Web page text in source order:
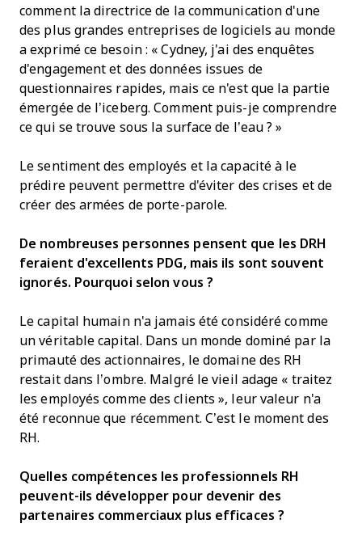
comment la directrice de la communication d'une
des plus grandes entreprises de logiciels au monde
a exprimé ce besoin : « Cydney, j'ai des enquêtes
d'engagement et des données issues de
questionnaires rapides, mais ce n'est que la partie
émergée de l’iceberg. Comment puis-je comprendre
ce qui se trouve sous la surface de l’eau ? »
Le sentiment des employés et la capacité à le
prédire peuvent permettre d'éviter des crises et de
créer des armées de porte-parole.
De nombreuses personnes pensent que les DRH
feraient d'excellents PDG, mais ils sont souvent
ignorés. Pourquoi selon vous ?
Le capital humain n'a jamais été considéré comme
un véritable capital. Dans un monde dominé par la
primauté des actionnaires, le domaine des RH
restait dans l’ombre. Malgré le vieil adage « traitez
les employés comme des clients », leur valeur n'a
été reconnue que récemment. C’est le moment des
RH.
Quelles compétences les professionnels RH
peuvent-ils développer pour devenir des
partenaires commerciaux plus efficaces ?